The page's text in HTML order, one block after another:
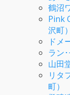
鶴沼
Pink
沢
ドメ
ラン
山田
リタ
町）